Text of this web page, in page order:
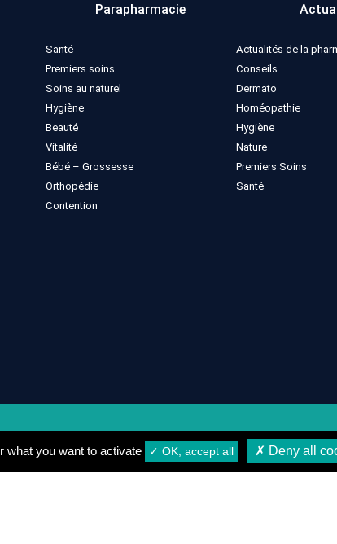
Parapharmacie
Santé
Premiers soins
Soins au naturel
Hygiène
Beauté
Vitalité
Bébé – Grossesse
Orthopédie
Contention
Actualités de la
Conseils
Dermato
Homéopathie
Hygiène
Nature
Premiers Soins
Santé
Conditions générales de vente Conditions de Livraison
what you want to activate ✓ OK, accept all ✗ Deny all